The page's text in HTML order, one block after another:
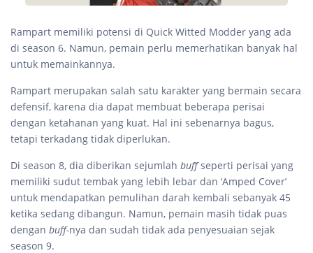
Rampart memiliki potensi di Quick Witted Modder yang ada
di season 6. Namun, pemain perlu memerhatikan banyak hal
untuk memainkannya.
Rampart merupakan salah satu karakter yang bermain secara
defensif, karena dia dapat membuat beberapa perisai
dengan ketahanan yang kuat. Hal ini sebenarnya bagus,
tetapi terkadang tidak diperlukan.
Di season 8, dia diberikan sejumlah buffseperti perisai yang
memiliki sudut tembak yang lebih lebar dan ‘Amped Cover’
untuk mendapatkan pemulihan darah kembali sebanyak 45
ketika sedang dibangun. Namun, pemain masih tidak puas
dengan buff-nya dan sudah tidak ada penyesuaian sejak
season 9.